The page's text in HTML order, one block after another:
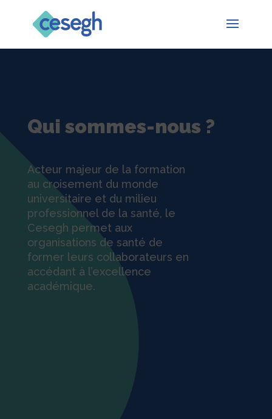
Qui sommes-nous ?
Acteur majeur de la formation
au croisement du monde
universitaire et du milieu
professionnel de la santé, le
Cesegh permet aux
organisations de santé de
former leurs collaborateurs en
accédant à l’excellence
académique.